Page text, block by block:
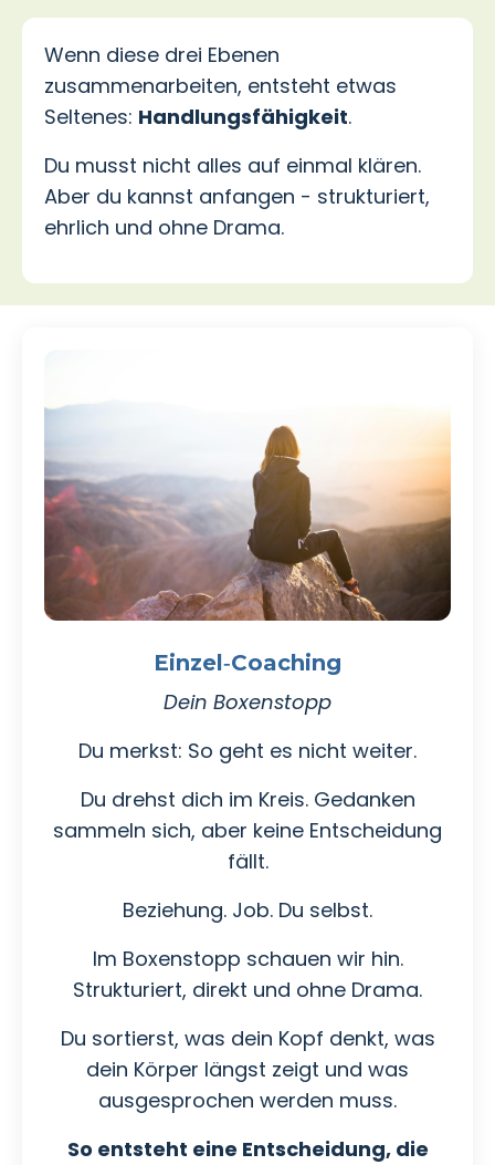
Wenn diese drei Ebenen
zusammenarbeiten, entsteht etwas
Seltenes: Handlungsfähigkeit.
Du musst nicht alles auf einmal klären.
Aber du kannst anfangen - strukturiert,
ehrlich und ohne Drama.
Einzel‑Coaching
Dein Boxenstopp
Du merkst: So geht es nicht weiter.
Du drehst dich im Kreis. Gedanken
sammeln sich, aber keine Entscheidung
fällt.
Beziehung. Job. Du selbst.
Im Boxenstopp schauen wir hin.
Strukturiert, direkt und ohne Drama.
Du sortierst, was dein Kopf denkt, was
dein Körper längst zeigt und was
ausgesprochen werden muss.
So entsteht eine Entscheidung, die